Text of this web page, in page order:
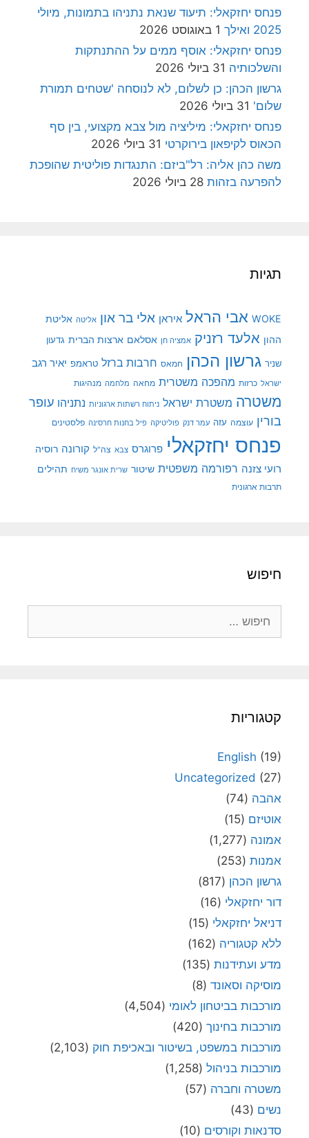
פנחס יחזקאלי: תיעוד שנאת נתניהו בתמונות, מיולי
2025 ואילך
1 באוגוסט 2026
פנחס יחזקאלי: אוסף ממים על ההתנתקות
והשלכותיה 31 ביולי 2026
גרשון הכהן: כן לשלום, לא לנוסחה 'שטחים תמורת
שלום' 31 ביולי 2026
פנחס יחזקאלי: מיליציה מול צבא מקצועי, בין סף
הכאוס לקיפאון בירוקרטי 31 ביולי 2026
משה כהן אליה: רל"ביזם: התנגדות פוליטית שהופכת
להפרעה בזהות 28 ביולי 2026
תגיות
WOKE אבי הראל איראן אלי בר און אליטה אליטת
ההון אלעד רזניק אמציה חן אסלאם ארצות הברית גדעון
שניר גרשון הכהן חמאס חרבות ברזל טראמפ יאיר רגב
ישראל כרזות מהפכה משטרית מחאה מלחמה מנהיגות
משטרה משטרת ישראל ניתוח רשתות ארגוניות נתניהו עופר
בורין עוצמה עזה עמר דנק פוליטיקה פיל בחנות חרסינה פלסטינים
פנחס יחזקאלי פרוגרס צבא צה"ל קורונה רוסיה
רועי צזנה רפורמה משפטית שיטור שרית אונגר משיח תהילים
תרבות ארגונית
חיפוש
קטגוריות
English (19)
Uncategorized (27)
אהבה (74)
אוטיזם (15)
אמונה (1,277)
אמנות (253)
גרשון הכהן (817)
דור יחזקאלי (16)
דניאל יחזקאלי (15)
ללא קטגוריה (162)
מדע ועתידנות (135)
מוסיקה וסאונד (8)
מורכבות בביטחון לאומי (4,504)
מורכבות בחינוך (420)
מורכבות במשפט, בשיטור ובאכיפת חוק (2,103)
מורכבות בניהול (1,258)
משטרה וחברה (57)
נשים (43)
סדנאות וקורסים (10)